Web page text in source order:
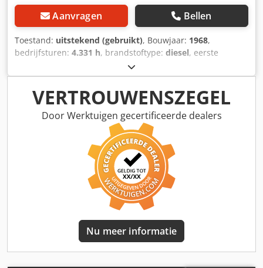
Aanvragen Bellen
Toestand: uitstekend (gebruikt), Bouwjaar: 1968,
bedrijfsturen: 4.331 h, brandstoftype: diesel, eerste
rood
goed Optische staat: zeer goed Neem contact op met
Thierry Leemans voor meer informatie. Crsdpfx Afjyr
AyvsnofVERTROUWENSZEGEL
Door Werktuigen gecertificeerde dealers
Nu meer informatie